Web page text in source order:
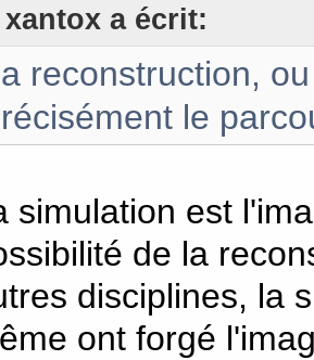
xantox a écrit:
reconstruction,
le
simulation est
de la
disciplines, la
ont forgé